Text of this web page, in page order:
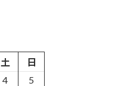
土
日
4
5